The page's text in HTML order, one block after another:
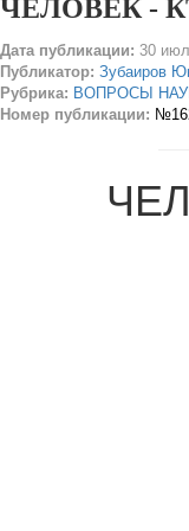
ЧЕЛОВЕК -
Дата публикации: 30
Публикатор: Зубаиров
Рубрика: ВОПРОСЫ
Номер публикации:
Я знаю
Ф.
Сократ: